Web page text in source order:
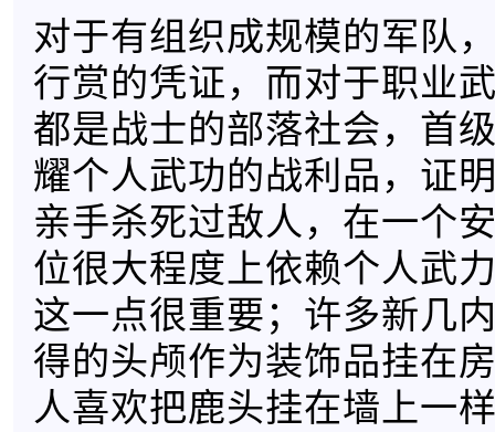
对于有组织成规模的军队
行赏的凭证，而对于职业
都是战士的部落社会，首
耀个人武功的战利品，证
亲手杀死过敌人，在一个
位很大程度上依赖个人武
这一点很重要；许多新几
得的头颅作为装饰品挂在
人喜欢把鹿头挂在墙上一